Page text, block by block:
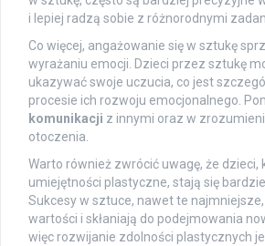
i lepiej radzą sobie z różnorodnymi
Co więcej, angażowanie się w sztukę
wyrażaniu emocji. Dzieci przez sztukę
ukazywać swoje uczucia, co jest
procesie ich rozwoju emocjonalnego.
komunikacji z innymi oraz w
otoczenia.
Warto również zwrócić uwagę, że dzieci,
umiejętności plastyczne, stają się
Sukcesy w sztuce, nawet te
wartości i skłaniają do podejmowania
więc rozwijanie zdolności plastycznych